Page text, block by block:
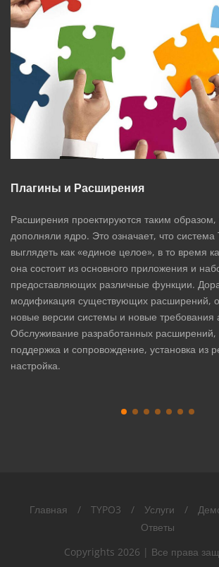
Плагины и Расширения
Расширения проектируются таким образом,
дополняли ядро. Это означает, что система
выглядеть как «единое целое», в то время
она состоит из основного приложения и
предоставляющих различные функции.
модификация существующих расширений,
новые версии системы и новые требования
Обслуживание разработанных расширений,
поддержка и сопровождение, установка из
настройка.
Главная / TYPO3 / Услуги /
Ответы
Copyrights 2026 | Все права